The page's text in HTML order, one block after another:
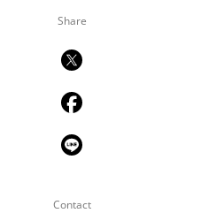
Share
Contact